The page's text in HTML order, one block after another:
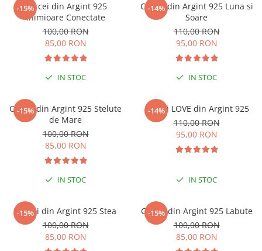
-15%Cercei din Argint 925
Inimioare Conectate
100,00 RON
85,00 RON
IN STOC
-14%
Cercei din Argint 925 Luna si
Soare
110,00 RON
95,00 RON
IN STOC
-15%
Cercei din Argint 925 Stelute
de Mare
100,00 RON
85,00 RON
IN STOC
-14%
Cercei LOVE din Argint 925
110,00 RON
95,00 RON
IN STOC
-15%
Cercei din Argint 925 Stea
100,00 RON
85,00 RON
-15%
Cercei din Argint 925 Labute
100,00 RON
85,00 RON